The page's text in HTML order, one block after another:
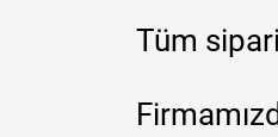
Tüm